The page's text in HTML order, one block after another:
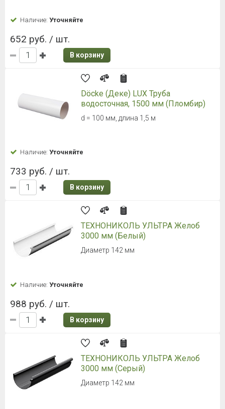
Наличие: Уточняйте
652 руб. / шт.
В корзину
Döcke (Деке) LUX Труба
водосточная, 1500 мм (Пломбир)
d = 100 мм, длина 1,5 м
Наличие: Уточняйте
733 руб. / шт.
В корзину
ТЕХНОНИКОЛЬ УЛЬТРА Желоб
3000 мм (Белый)
Диаметр 142 мм
Наличие: Уточняйте
988 руб. / шт.
В корзину
ТЕХНОНИКОЛЬ УЛЬТРА Желоб
3000 мм (Серый)
Диаметр 142 мм